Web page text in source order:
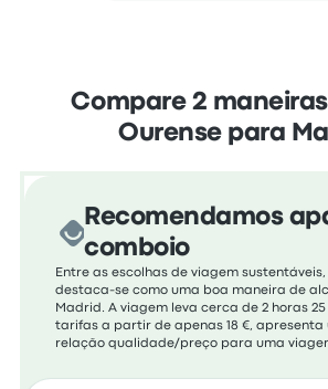
Compare 2
Ourense para
Recomendamos
comboio
Entre as escolhas de viagem
destaca-se como uma boa maneira de
Madrid. A viagem leva cerca de 2 horas
tarifas a partir de apenas 18 €, apresenta
relação qualidade/preço para uma